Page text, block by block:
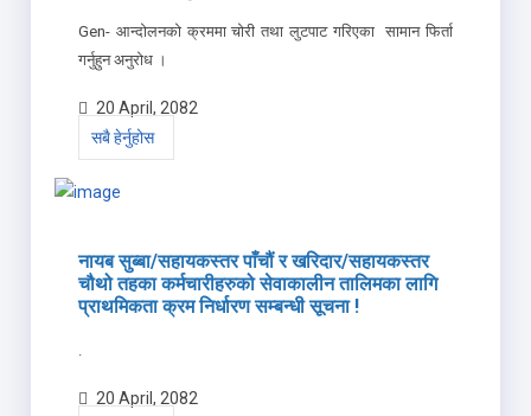
Gen- आन्दोलनको क्रममा चोरी तथा लुटपाट गरिएका सामान फिर्ता
गर्नुहुन अनुरोध ।
20 April, 2082
सबै हेर्नुहोस
नायब सुब्बा/सहायकस्तर पाँचौं र खरिदार/सहायकस्तर
चौथो तहका कर्मचारीहरुको सेवाकालीन तालिमका लागि
प्राथमिकता क्रम निर्धारण सम्बन्धी सूचना !
20 April, 2082